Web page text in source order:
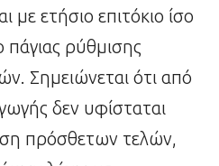
με ετήσιο επιτόκιο ίσο
πάγιας ρύθμισης
Σημειώνεται ότι από
δεν υφίσταται
πρόσθετων τελών,